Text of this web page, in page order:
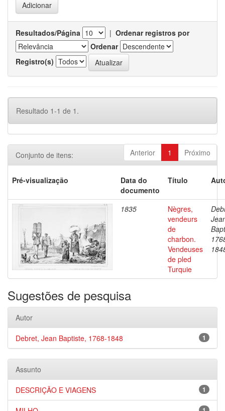
Resultados/Página | Ordenar registros por
Ordenar
Registro(s)
Resultado 1-1 de 1.
Anterior 1 Próximo
Conjunto de itens:
Pré-visualização
Data do
documento
Título
1835
Nègres,
vendeurs
de
charbon.
Vendeuses
de pled
Turquie
Sugestões de pesquisa
Autor
1
Debret, Jean Baptiste, 1768-1848
Assunto
1
DESCRIÇÃO E VIAGENS